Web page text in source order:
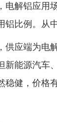
电解铝应用
铝比例。从
供应端为电
新能源汽车
稳健，价格